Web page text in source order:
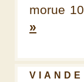
morue
»
VIANDE